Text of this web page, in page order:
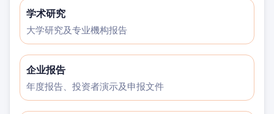
学术研究
大学研究及专业機构报告
企业报告
年度报告、投资者演示及申报文件